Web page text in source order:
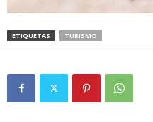
ETIQUETAS TURISMO